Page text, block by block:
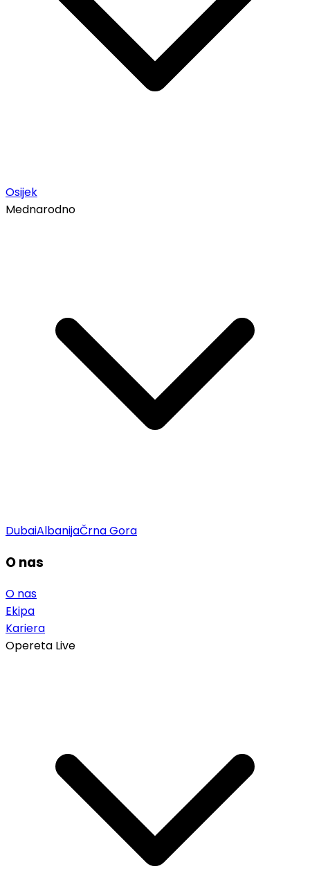
Osijek
Mednarodno
DubaiAlbanijaČrna Gora
O nas
O nas
Ekipa
Kariera
Opereta Live